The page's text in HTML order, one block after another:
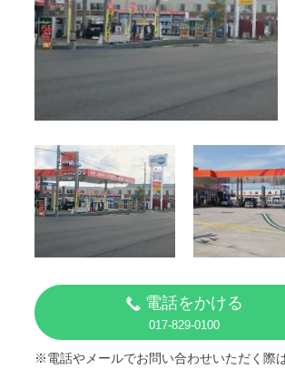
電話をかける
017-829-0100
※電話やメールでお問い合わせいただく際